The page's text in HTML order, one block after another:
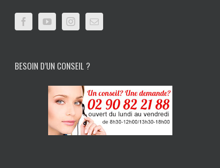
BESOIN D’UN CONSEIL ?